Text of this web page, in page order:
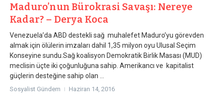
Maduro’nun Bürokrasi Savaşı: Nereye
Kadar? – Derya Koca
Venezuela’da ABD destekli sağ muhalefet Maduro’yu görevden
almak için ölülerin imzaları dahil 1,35 milyon oyu Ulusal Seçim
Konseyine sundu.Sağ koalisyon Demokratik Birlik Masası (MUD)
meclisin üçte iki çoğunluğuna sahip. Amerikancı ve kapitalist
güçlerin desteğine sahip olan ...
Sosyalist Gündem Haziran 14, 2016